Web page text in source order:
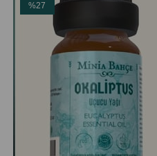
%27
%27İndirim